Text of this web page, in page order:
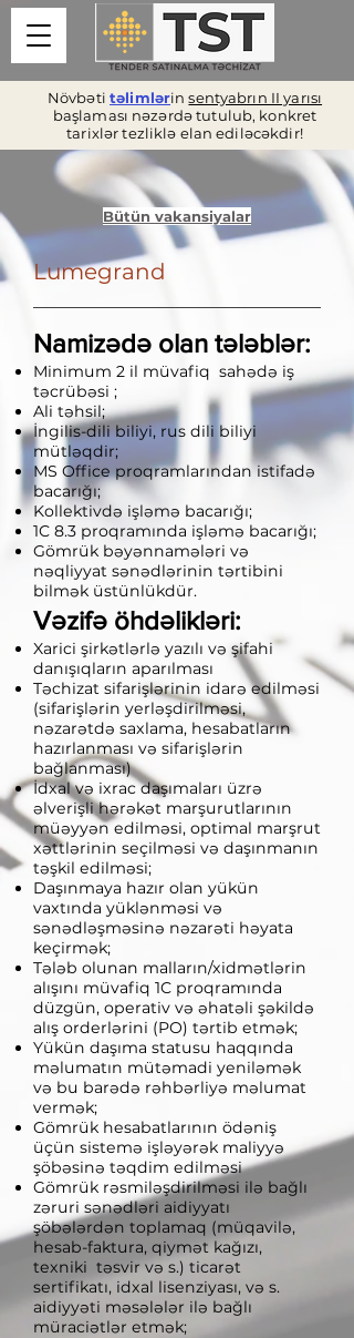
Növbəti təlimlərinsentyabrın II yarısı
başlaması nəzərdə tutulub, konkret
tarixlər tezliklə elan ediləcəkdir!
Bütün vakansiyalar
Lumegrand
Namizədə olan tələblər:
Minimum 2 il müvafiq sahədə iş
təcrübəsi ;
Ali təhsil;
İngilis-dili biliyi, rus dili biliyi
mütləqdir;
MS Office proqramlarından istifadə
bacarığı;
Kollektivdə işləmə bacarığı;
1C 8.3 proqramında işləmə bacarığı;
Gömrük bəyənnamələri və
nəqliyyat sənədlərinin tərtibini
bilmək üstünlükdür.
Vəzifə öhdəlikləri:
Xarici şirkətlərlə yazılı və şifahi
danışıqların aparılması
Təchizat sifarişlərinin idarə edilməsi
(sifarişlərin yerləşdirilməsi,
nəzarətdə saxlama, hesabatların
hazırlanması və sifarişlərin
bağlanması)
İdxal və ixrac daşımaları üzrə
əlverişli hərəkət marşurutlarının
müəyyən edilməsi, optimal marşrut
xəttlərinin seçilməsi və daşınmanın
təşkil edilməsi;
Daşınmaya hazır olan yükün
vaxtında yüklənməsi və
sənədləşməsinə nəzarəti həyata
keçirmək;
Tələb olunan malların/xidmətlərin
alışını müvafiq 1C proqramında
düzgün, operativ və əhatəli şəkildə
alış orderlərini (PO) tərtib etmək;
Yükün daşıma statusu haqqında
məlumatın mütəmadi yeniləmək
və bu barədə rəhbərliyə məlumat
vermək;
Gömrük hesabatlarının ödəniş
üçün sistemə işləyərək maliyyə
şöbəsinə təqdim edilməsi
Gömrük rəsmiləşdirilməsi ilə bağlı
zəruri sənədləri aidiyyatı
şöbələrdən toplamaq (müqavilə,
hesab-faktura, qiymət kağızı,
texniki təsvir və s.) ticarət
sertifikatı, idxal lisenziyası, və s.
aidiyyəti məsələlər ilə bağlı
müraciətlər etmək;